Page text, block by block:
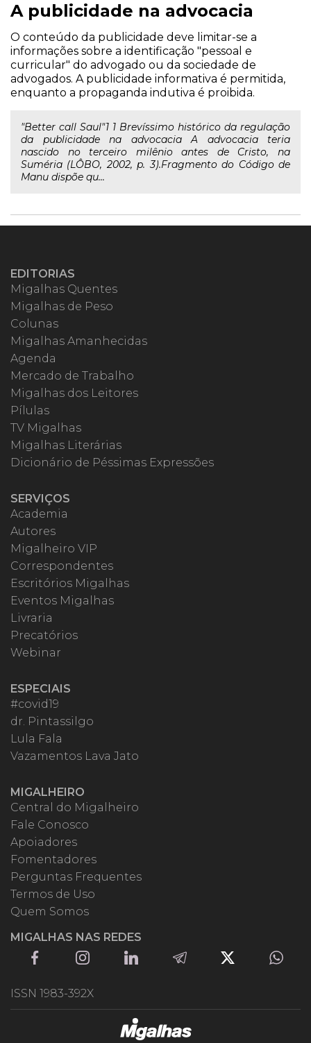
A publicidade na advocacia
O conteúdo da publicidade deve limitar-se a
informações sobre a identificação "pessoal e
curricular" do advogado ou da sociedade de
advogados. A publicidade informativa é permitida,
enquanto a propaganda indutiva é proibida.
"Better call Saul"1 1 Brevíssimo histórico da regulação
da publicidade na advocacia A advocacia teria
nascido no terceiro milênio antes de Cristo, na
Suméria (LÔBO, 2002, p. 3).Fragmento do Código de
Manu dispõe qu...
EDITORIAS
Migalhas Quentes
Migalhas de Peso
Colunas
Migalhas Amanhecidas
Agenda
Mercado de Trabalho
Migalhas dos Leitores
Pílulas
TV Migalhas
Migalhas Literárias
Dicionário de Péssimas Expressões
SERVIÇOS
Academia
Autores
Migalheiro VIP
Correspondentes
Escritórios Migalhas
Eventos Migalhas
Livraria
Precatórios
Webinar
ESPECIAIS
#covid19
dr. Pintassilgo
Lula Fala
Vazamentos Lava Jato
MIGALHEIRO
Central do Migalheiro
Fale Conosco
Apoiadores
Fomentadores
Perguntas Frequentes
Termos de Uso
Quem Somos
MIGALHAS NAS REDES
ISSN 1983-392X